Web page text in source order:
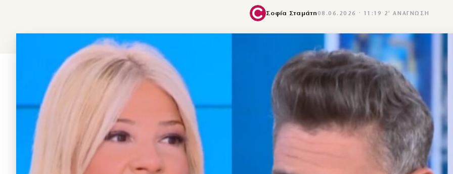
Σοφία Σταμάτη08.06.2026 · 11:19 · 2′ ΑΝΆΓΝΩΣΗ